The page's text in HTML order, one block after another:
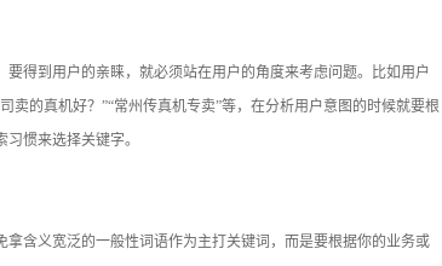
得到用户的亲睐，就必须站在用户的角度来考虑问题。比如用户
卖的真机好？”“常州传真机专卖”等，在分析用户意图的时候就要根
惯来选择关键字。
含义宽泛的一般性词语作为主打关键词，而是要根据你的业务或